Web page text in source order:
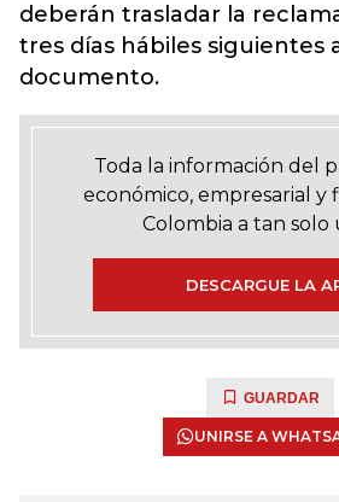
deberán trasladar la
tres días hábiles siguientes
documento.
Toda la información del
económico, empresarial y
Colombia a tan solo
DESCARGUE LA
GUARDAR
UNIRSE A